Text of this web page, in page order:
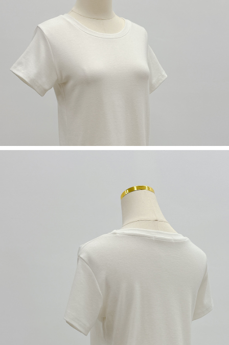
恩沛科技股份有限公司將有權停止該用戶之使用額度並採取法律行動。